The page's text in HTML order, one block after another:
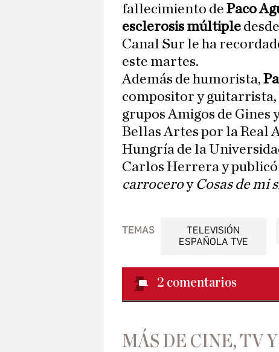
fallecimiento de Paco
esclerosis múltiple
Canal Sur le ha
este martes.
Además de humorista,
compositor y guitarrista,
grupos Amigos de Gines
Bellas Artes por la Real
Hungría de la
Carlos Herrera y
carroceroy Cosas de mi
TEMAS
TELEVISIÓN
ESPAÑOLA TVE
2 comentarios
MÁS DE CINE, TV